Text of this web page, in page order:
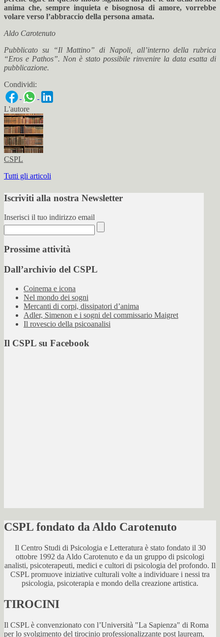
anima che, sempre inquieta e bisognosa di amore, vorrebbe
volare verso l’abbraccio della persona amata.
Aldo Carotenuto
Pubblicato su “Il Mattino” di Napoli, all’interno della rubrica
“Eros e Pathos”. Non è stato possibile rinvenire la data esatta di
pubblicazione.
Condividi:
L'autore
CSPL
Tutti gli articoli
Iscriviti alla nostra Newsletter
Inserisci il tuo indirizzo email
Prossime attività
Dall’archivio del CSPL
Coinema e icona
Nel mondo dei sogni
Mercanti di corpi, dissipatori d’anima
Adler, Simenon e i sogni del commissario Maigret
Il rovescio della psicoanalisi
Il CSPL su Facebook
CSPL fondato da Aldo Carotenuto
Il Centro Studi di Psicologia e Letteratura è stato fondato il 30
ottobre 1992 da Aldo Carotenuto e da un gruppo di psicologi
analisti, psicoterapeuti, medici e cultori di psicologia del profondo. Il
CSPL promuove iniziative culturali volte a individuare i nessi tra
psicologia, psicoterapia e mondo della creazione artistica.
TIROCINI
Il CSPL è convenzionato con l’Università "La Sapienza" di Roma
per lo svolgimento del tirocinio professionalizzante post lauream,